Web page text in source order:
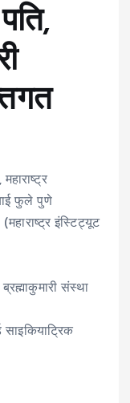
फुले पुणे
इंस्टिट्यूट
संस्था
साइकियाट्रिक